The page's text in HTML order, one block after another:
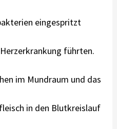
eingespritzt
führten.
im Mundraum und das
in den Blutkreislauf